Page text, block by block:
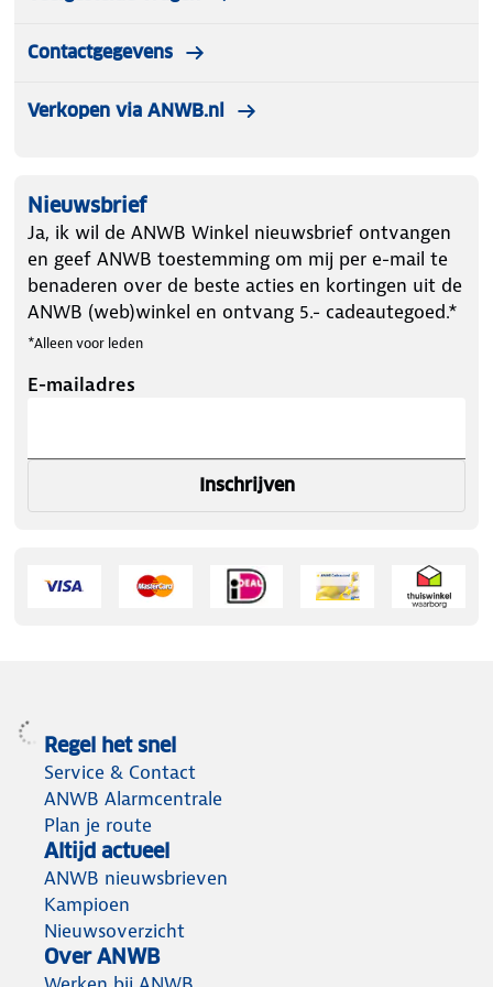
met schouderpads
- Inclusief ruime boodschappenmand, autostoel
- Afmetingen uitgeklapt: 100 x 53 x 94 cm (HxBxL)
- Afmetingen ingeklapt: 73 x 53 x 35 cm (HxBxL)
- Gewicht: 7.5 kg
Contactgegevens
Verkopen via ANWB.nl
Nieuwsbrief
Ja, ik wil de ANWB Winkel nieuwsbrief ontvangen
en geef ANWB toestemming om mij per e-mail te
benaderen over de beste acties en kortingen uit de
ANWB (web)winkel en ontvang 5.- cadeautegoed.*
*Alleen voor leden
E-mailadres
Inschrijven
Regel het snel
Service & Contact
ANWB Alarmcentrale
Plan je route
Altijd actueel
ANWB nieuwsbrieven
Kampioen
Nieuwsoverzicht
Over ANWB